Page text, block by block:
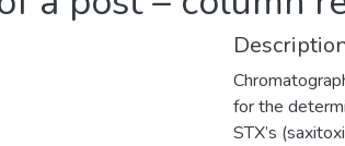
for the
STX’s